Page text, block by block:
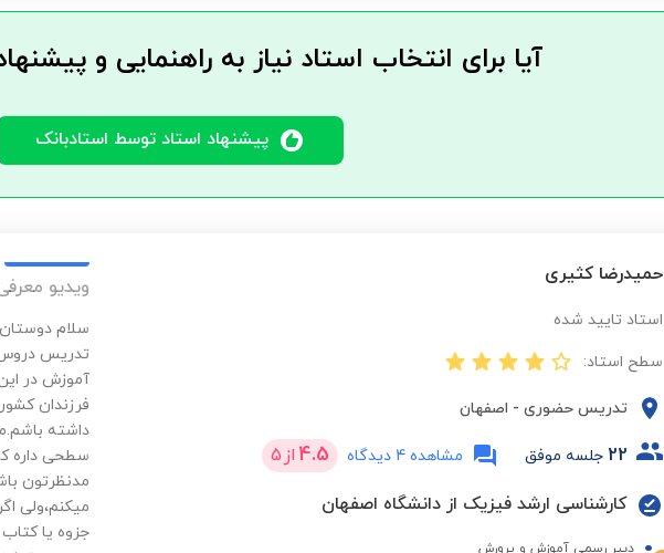
آیا برای انتخاب استاد نیاز به راهنمایی و
پیشنهاد استاد توسط استادبانک
حمیدرضا کثیری
استاد تایید شده
سطح استاد:
تدریس حضوری - اصفهان
22 جلسه موفق مشاهده 4 دیدگاه 4.5 از 5
کارشناسی ارشد فیزیک از دانشگاه اصفهان
دبیر رسمی آموزش و پرورش
ویدیو
تدریس دروس
آموزش در این
فرزندان
داشته
سطحی داره
مدنظرتون
میکنم،ولی
جزوه یا